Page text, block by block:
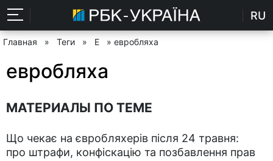
RU
Главная » Теги » Е » евробляха
евробляха
МАТЕРИАЛЫ ПО ТЕМЕ
Що чекає на євробляхерів після 24 травня:
про штрафи, конфіскацію та позбавлення прав